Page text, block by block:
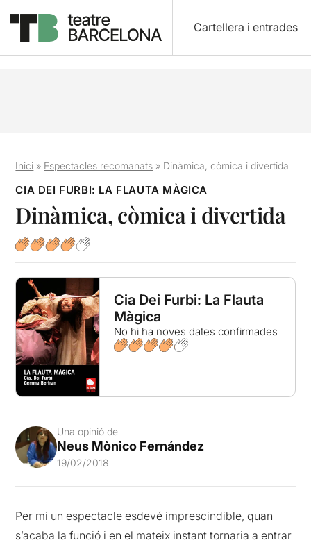
Cartellera i entrades
Inici » Espectacles recomanats » Dinàmica, còmica i divertida
CIA DEI FURBI: LA FLAUTA MÀGICA
Dinàmica, còmica i divertida
Cia Dei Furbi: La Flauta
Màgica
No hi ha noves dates confirmades
Una opinió de
Neus Mònico Fernández
19/02/2018
Per mi un espectacle esdevé imprescindible, quan
s’acaba la funció i en el mateix instant tornaria a entrar